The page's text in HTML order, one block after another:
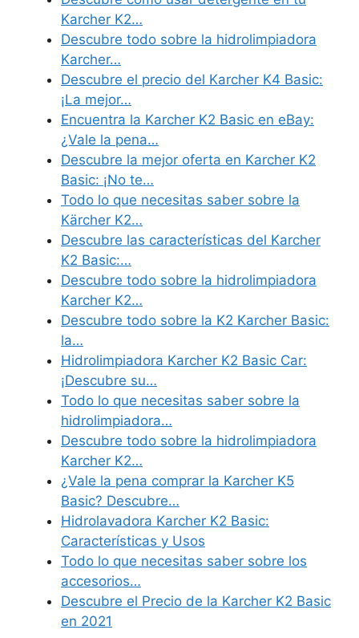
Karcher K2…
Descubre todo sobre la hidrolimpiadora
Karcher…
Descubre el precio del Karcher K4 Basic:
¡La mejor…
Encuentra la Karcher K2 Basic en eBay:
¿Vale la pena…
Descubre la mejor oferta en Karcher K2
Basic: ¡No te…
Todo lo que necesitas saber sobre la
Kärcher K2…
Descubre las características del Karcher
K2 Basic:…
Descubre todo sobre la hidrolimpiadora
Karcher K2…
Descubre todo sobre la K2 Karcher Basic:
la…
Hidrolimpiadora Karcher K2 Basic Car:
¡Descubre su…
Todo lo que necesitas saber sobre la
hidrolimpiadora…
Descubre todo sobre la hidrolimpiadora
Karcher K2…
¿Vale la pena comprar la Karcher K5
Basic? Descubre…
Hidrolavadora Karcher K2 Basic:
Características y Usos
Todo lo que necesitas saber sobre los
accesorios…
Descubre el Precio de la Karcher K2 Basic
en 2021